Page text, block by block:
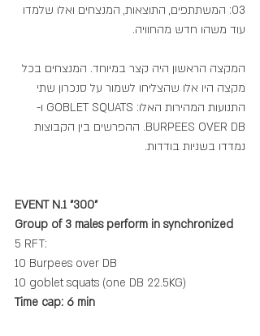
03: המשתתפים, התוצאות, המנצחים ואלו שלמדו
עוד משהו חדש מהחוויה.
המקצה הראשון היה קצר במיוחד. המנצחים בכל
מקצה היו אלו שהצליחו לשמור על סנכרון שתי
התנועות המהירות האלו: GOBLET SQUATS ו-
BURPEES OVER DB. ההפרשים בין הקבוצות
נמדדו בשניות בודדות.
EVENT N.1 "300"
Group of 3 males perform in synchronized
5 RFT:
10 Burpees over DB
10 goblet squats (one DB 22.5KG)
Time cap: 6 min